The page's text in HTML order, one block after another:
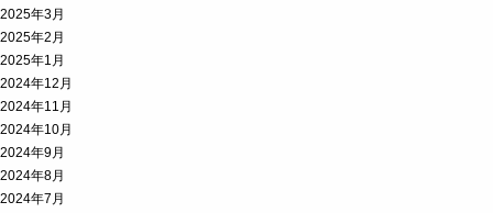
2025年3月
2025年2月
2025年1月
2024年12月
2024年11月
2024年10月
2024年9月
2024年8月
2024年7月